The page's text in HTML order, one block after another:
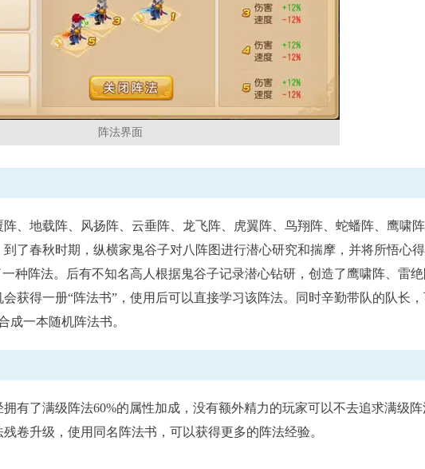
》手游《蔬菜精灵》联动系列活动 《梦幻西游》手游全新月华幻衣“群仙
阵法界面
地载阵、风扬阵、云垂阵、龙飞阵、虎翼阵、鸟翔阵、蛇蟠阵、鹰啸
了春秋时期，纵横家鬼谷子对八阵图进行潜心研究和揣摩，并将所悟心
种阵法。后有不知名高人根据鬼谷子记录潜心钻研，创造了鹰啸阵、雷
获得一册“阵法书”，使用后可以直接学习该阵法。同时辛勤带队的队长
成一本随机阵法书。
了满级阵法60%的属性加成，没有额外精力的玩家可以不去追求满级阵
卷升级，使用同名阵法书，可以获得更多的阵法经验。